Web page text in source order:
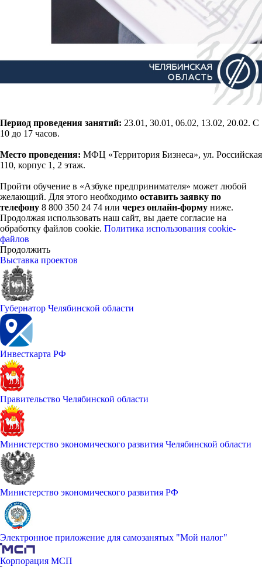
Период проведения занятий: 23.01, 30.01, 06.02, 13.02, 20.02. С
10 до 17 часов.
Место проведения: МФЦ «Территория Бизнеса», ул. Российская
110, корпус 1, 2 этаж.
Пройти обучение в «Азбуке предпринимателя» может любой
желающий. Для этого необходимо оставить заявку по
телефону 8 800 350 24 74 или через онлайн-форму ниже.
Продолжая использовать наш сайт, вы даете согласие на
обработку файлов cookie. Политика использования cookie-
файлов
Продолжить
Выставка проектов
Губернатор Челябинской области
Инвесткарта РФ
Правительство Челябинской области
Министерство экономического развития Челябинской области
Министерство экономического развития РФ
Электронное приложение для самозанятых "Мой налог"
Корпорация МСП